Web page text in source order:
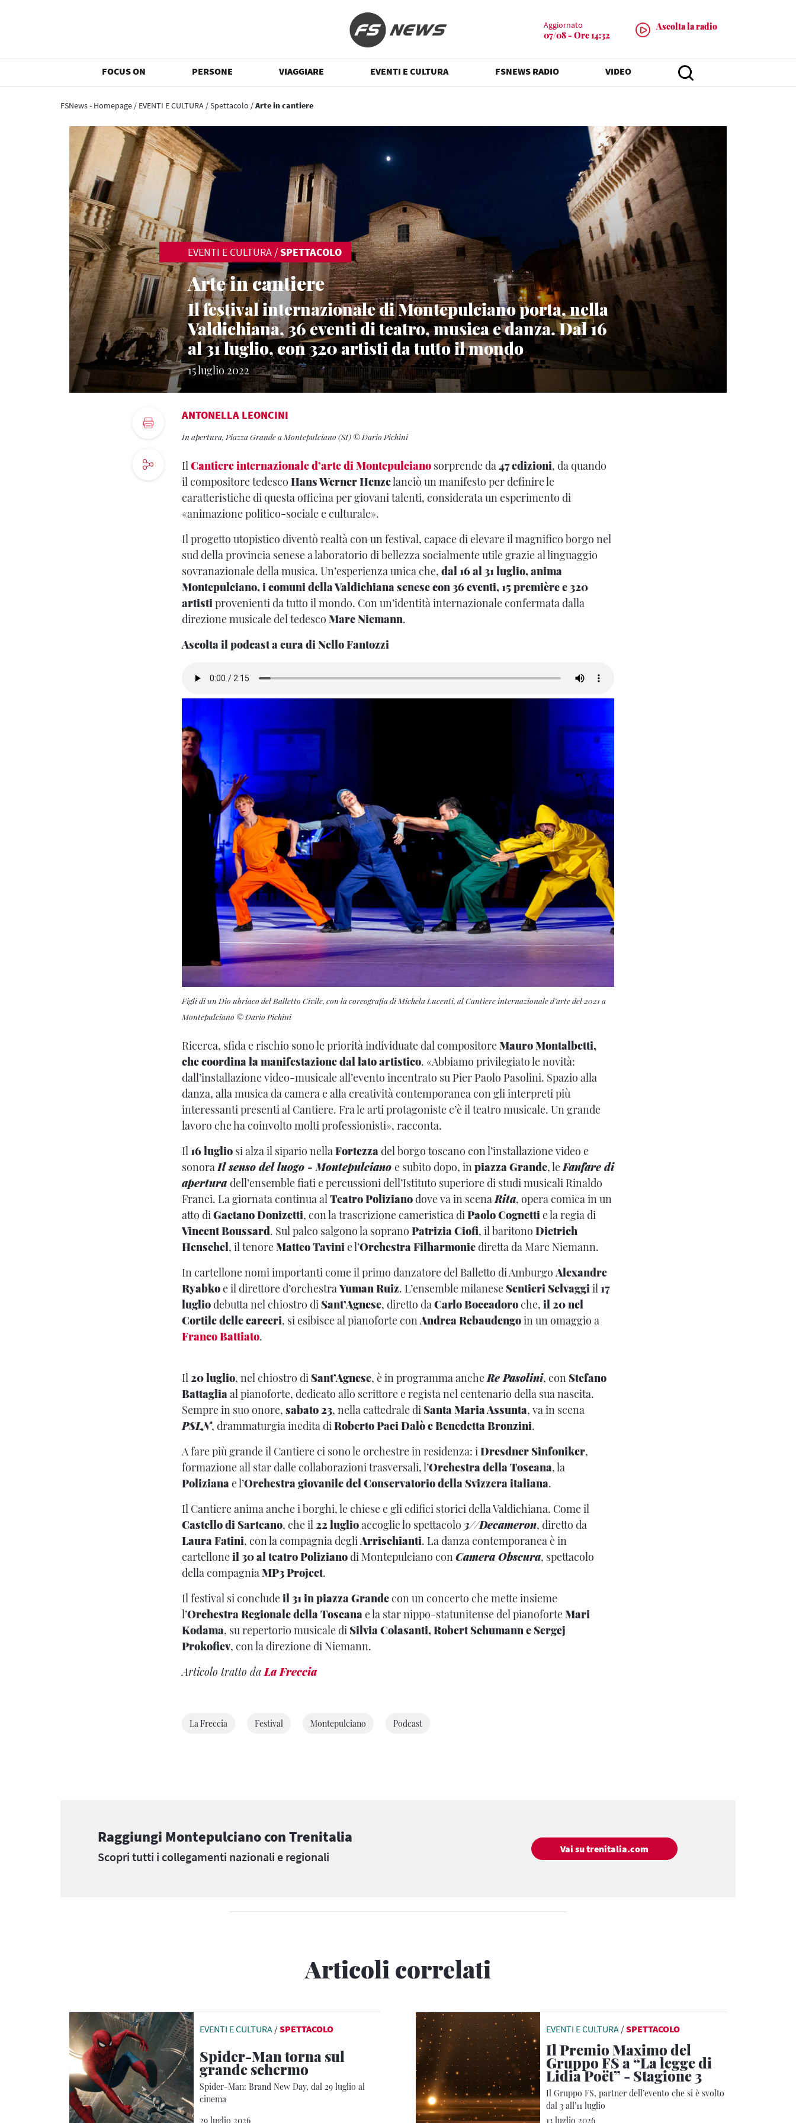
Aggiornato
07/08 - Ore 14:32
Ascolta la radio
FOCUS ON PERSONE VIAGGIARE EVENTI E CULTURA FSNEWS RADIO VIDEO
FSNews - Homepage / EVENTI E CULTURA /Spettacolo /Arte in cantiere
EVENTI E CULTURA /SPETTACOLO
Arte in cantiere
Il festival internazionale di Montepulciano porta, nella
Valdichiana, 36 eventi di teatro, musica e danza. Dal 16
al 31 luglio, con 320 artisti da tutto il mondo
15 luglio 2022
ANTONELLA LEONCINI
In apertura, Piazza Grande a Montepulciano (SI) © Dario Pichini
IlCantiere internazionale d’arte di Montepulciano sorprende da47 edizioni, da quando
il compositore tedesco Hans Werner Henzelanciò un manifesto per definire le
caratteristiche di questa officina per giovani talenti, considerata un esperimento di
«animazione politico-sociale e culturale».
Il progetto utopistico diventò realtà con un festival, capace di elevare il magnifico borgo nel
sud della provincia senese a laboratorio di bellezza socialmente utile grazie al linguaggio
sovranazionale della musica. Un’esperienza unica che, dal 16 al 31 luglio, anima
Montepulciano, i comuni della Valdichiana senese con 36 eventi, 15 première e 320
artistiprovenienti da tutto il mondo. Con un’identità internazionale confermata dalla
direzione musicale del tedesco Marc Niemann.
Ascolta il podcast a cura di Nello Fantozzi
Figli di un Dio ubriaco del Balletto Civile, con la coreografia di Michela Lucenti, al Cantiere internazionale d’arte del 2021 a
Montepulciano © Dario Pichini
Ricerca, sfida e rischio sono le priorità individuate dal compositoreMauro Montalbetti,
che coordina la manifestazione dal lato artistico. «Abbiamo privilegiato le novità:
dall’installazione video-musicale all’evento incentrato su Pier Paolo Pasolini. Spazio alla
danza, alla musica da camera e alla creatività contemporanea con gli interpreti più
interessanti presenti al Cantiere. Fra le arti protagoniste c’è il teatro musicale. Un grande
lavoro che ha coinvolto molti professionisti», racconta.
Il 16 luglio si alza il sipario nella Fortezza del borgo toscano con l’installazione video e
sonora Il senso del luogo - Montepulciano e subito dopo, in piazza Grande, le Fanfare di
apertura dell’ensemble fiati e percussioni dell’Istituto superiore di studi musicali Rinaldo
Franci. La giornata continua al Teatro Polizianodove va in scena Rita, opera comica in un
atto di Gaetano Donizetti, con la trascrizione cameristica di Paolo Cognetti e la regia di
Vincent Boussard. Sul palco salgono la soprano Patrizia Ciofi, il baritono Dietrich
Henschel, il tenoreMatteo Tavini e l’Orchestra Filharmoniediretta da Marc Niemann.
In cartellone nomi importanti come il primo danzatore del Balletto di Amburgo Alexandre
Ryabkoe il direttore d’orchestra Yuman Ruiz. L’ensemble milanese Sentieri Selvaggi il 17
lugliodebutta nel chiostro di Sant’Agnese, diretto da Carlo Boccadoroche, il 20 nel
Cortile delle carceri, si esibisce al pianoforte con Andrea Rebaudengoin un omaggio a
Franco Battiato.
Il 20 luglio, nel chiostro di Sant’Agnese, è in programma anche Re Pasolini, con Stefano
Battaglia al pianoforte, dedicato allo scrittore e regista nel centenario della sua nascita.
Sempre in suo onore, sabato 23, nella cattedrale di Santa Maria Assunta, va in scena
PSLN, drammaturgia inedita di Roberto Paci Dalò e Benedetta Bronzini.
A fare più grande il Cantiere ci sono le orchestre in residenza: i Dresdner Sinfoniker,
formazione all star dalle collaborazioni trasversali, l’Orchestra della Toscana, la
Poliziana e l’Orchestra giovanile del Conservatorio della Svizzera italiana.
Il Cantiere anima anche i borghi, le chiese e gli edifici storici della Valdichiana. Come il
Castello di Sarteano, che il 22 luglioaccoglie lo spettacolo 3//Decameron, diretto da
Laura Fatini, con la compagnia degli Arrischianti. La danza contemporanea è in
cartelloneil 30 al teatro Polizianodi Montepulciano con Camera Obscura, spettacolo
della compagnia MP3 Project.
Il festival si concludeil 31 in piazza Grandecon un concerto che mette insieme
l’Orchestra Regionale della Toscana e la star nippo-statunitense del pianoforteMari
Kodama, su repertorio musicale di Silvia Colasanti, Robert Schumann e Sergej
Prokofiev, con la direzione di Niemann.
Articolo tratto da La Freccia
La Freccia Festival Montepulciano Podcast
Raggiungi Montepulciano con Trenitalia
Scopri tutti i collegamenti nazionali e regionali
Vai su trenitalia.com
Articoli correlati
EVENTI E CULTURA /SPETTACOLO
Spider-Man torna sul
grande schermo
Spider-Man: Brand New Day, dal 29 luglio al
cinema
29 luglio 2026
EVENTI E CULTURA /SPETTACOLO
Il Premio Maximo del
Gruppo FS a “La legge di
Lidia Poët” - Stagione 3
Il Gruppo FS, partner dell’evento che si è svolto
dal 3 all’11 luglio
13 luglio 2026